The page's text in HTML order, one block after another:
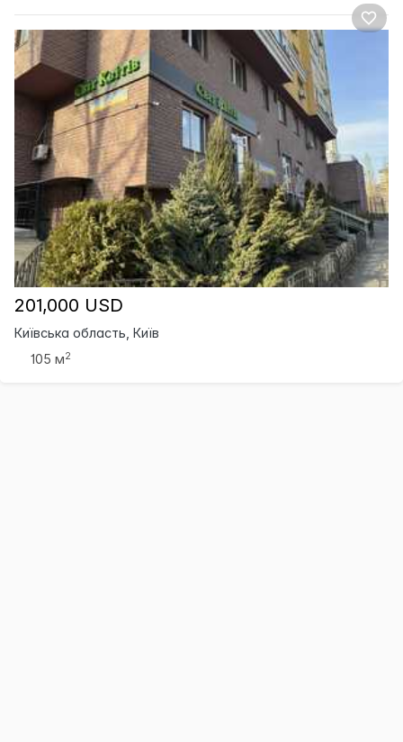
201,000 USD
Київська область, Київ
105 м2